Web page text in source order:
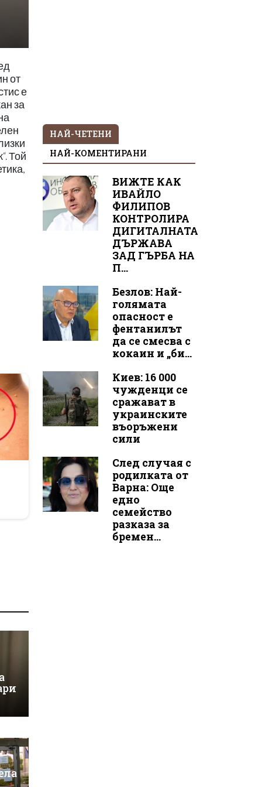
от
е
за
Той
НАЙ-ЧЕТЕНИ
НАЙ-КОМЕНТИРАНИ
ВИЖТЕ КАК
ИВАЙЛО
ФИЛИПОВ
КОНТРОЛИРА
ДИГИТАЛНАТА
ДЪРЖАВА
ЗАД ГЪРБА НА
П...
Безлов: Най-
голямата
опасност е
фентанилът
да се смесва с
кокаин и „би...
Киев: 16 000
чужденци се
сражават в
украинските
въоръжени
сили
След случая с
родилката от
Варна: Още
едно
семейство
разказа за
бремен...